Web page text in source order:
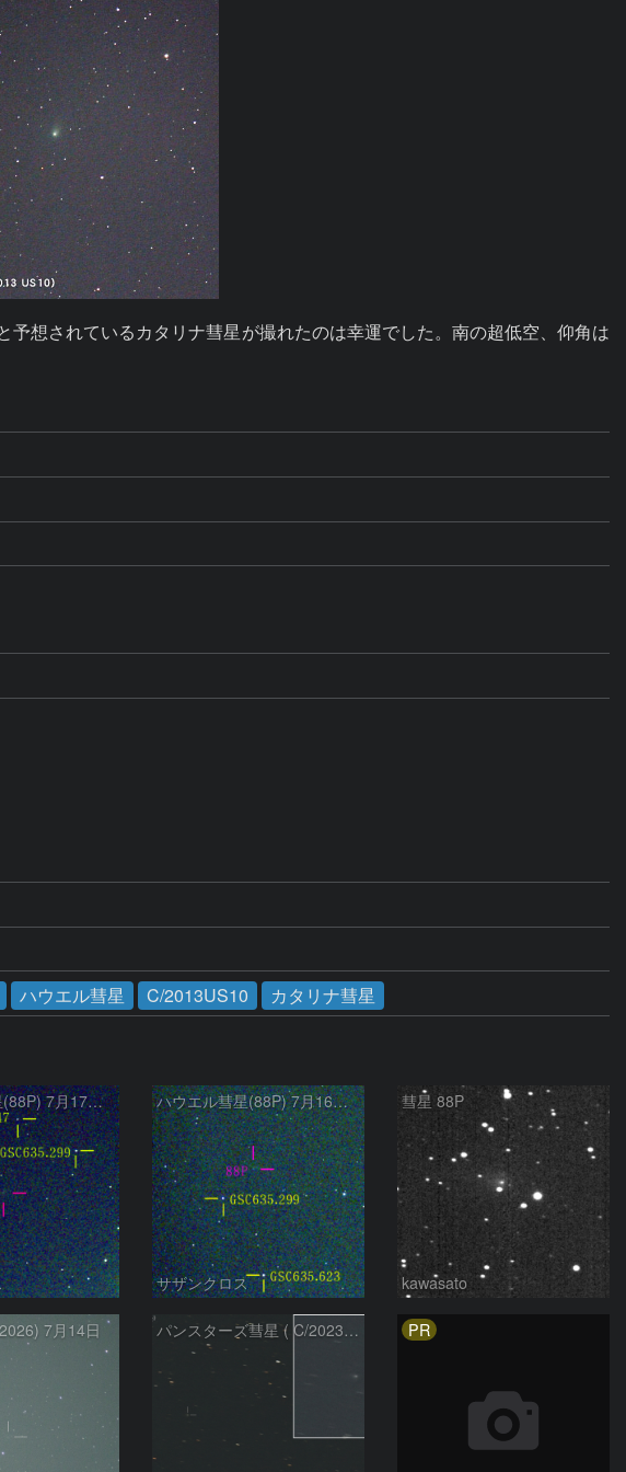
想されているカタリナ彗星が撮れたのは幸運でした。南の超低空、仰角は
ハウエル彗星 C/2013US10 カタリナ彗星
ハウエル彗星(88P) 7月17日 Seestar50 ハウエル彗星(88P) 7月16日 Seestar50
サザンクロス
彗星 88P
kawasato
7月14日 パンスターズ彗星 ( C/2023R1 ) ：2026/07/08 PR